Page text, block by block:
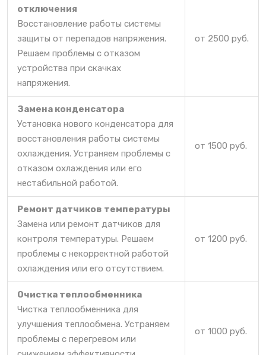
отключения
Восстановление работы системы
защиты от перепадов напряжения.
Решаем проблемы с отказом
устройства при скачках
напряжения.
от 2500 руб.
Замена конденсатора
Установка нового конденсатора для
восстановления работы системы
охлаждения. Устраняем проблемы с
отказом охлаждения или его
нестабильной работой.
от 1500 руб.
Ремонт датчиков температуры
Замена или ремонт датчиков для
контроля температуры. Решаем
проблемы с некорректной работой
охлаждения или его отсутствием.
от 1200 руб.
Очистка теплообменника
Чистка теплообменника для
улучшения теплообмена. Устраняем
проблемы с перегревом или
от 1000 руб.